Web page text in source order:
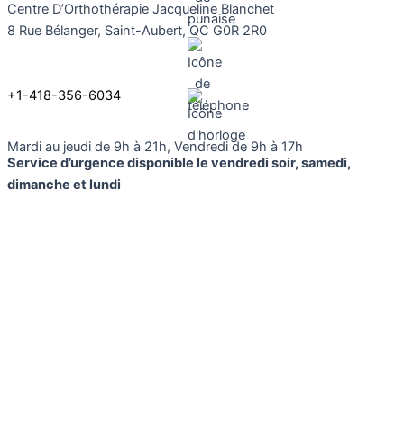
Centre D’Orthothérapie Jacqueline Blanchet
8 Rue Bélanger, Saint-Aubert, QC G0R 2R0
+1-418-356-6034
Mardi au jeudi de 9h à 21h, Vendredi de 9h à 17h
Service d’urgence disponible le vendredi soir, samedi,
dimanche et lundi